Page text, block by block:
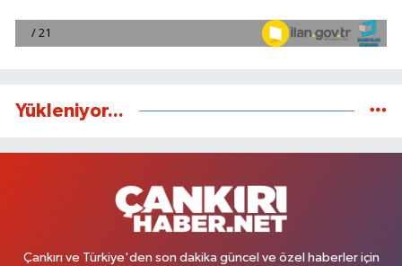
Yükleniyor...
Çankırı ve Türkiye'den son dakika güncel ve özel haberler için